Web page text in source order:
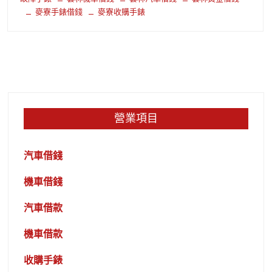
麥寮手錶借錢
麥寮收購手錶
營業項目
汽車借錢
機車借錢
汽車借款
機車借款
收購手錶